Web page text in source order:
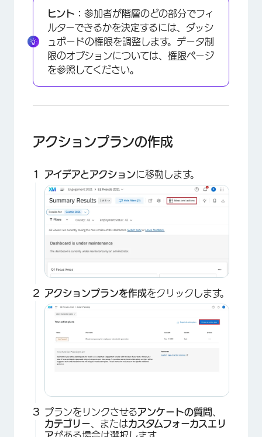
ヒント： 参加者が階層のどの部分でフィ
ルターできるかを決定するには、ダッシ
ュボードの権限を調整します。データ制
限のオプションについては、 権限ページ
を参照してください。
アクションプランの作成
アイデアとアクションに移動します。
アクションプランを作成をクリックします。
プランをリンクさせるアンケートの質問
カテゴリー 、またはカスタムフォーカスエリ